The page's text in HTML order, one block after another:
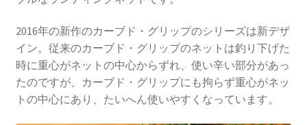
2016年の新作のカーブド・グリップのシリーズは新デザ
イン。従来のカーブド・グリップのネットは釣り下げた
時に重心がネットの中心からずれ、使い辛い部分があっ
たのですが、カーブド・グリップにも拘らず重心がネッ
トの中心にあり、たいへん使いやすくなっています。